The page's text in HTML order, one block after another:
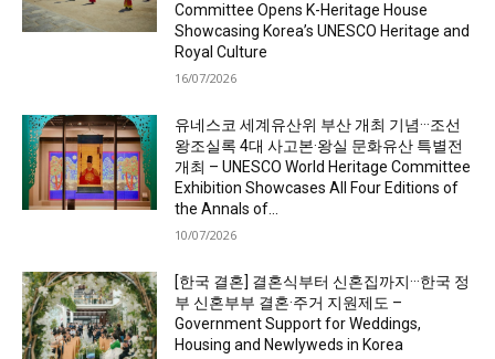
Committee Opens K-Heritage House
Showcasing Korea’s UNESCO Heritage and
Royal Culture
16/07/2026
유네스코 세계유산위 부산 개최 기념···조선
왕조실록 4대 사고본·왕실 문화유산 특별전
개최 – UNESCO World Heritage Committee
Exhibition Showcases All Four Editions of
the Annals of...
10/07/2026
[한국 결혼] 결혼식부터 신혼집까지···한국 정
부 신혼부부 결혼·주거 지원제도 –
Government Support for Weddings,
Housing and Newlyweds in Korea